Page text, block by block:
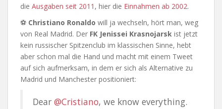
die Ausgaben seit 2011 , hier die Einnahmen ab 2002.
⚽ Christiano Ronaldo will ja wechseln, hört man, weg
von Real Madrid. Der FK Jenissei Krasnojarsk ist jetzt
kein russischer Spitzenclub im klassischen Sinne, hebt
aber schon mal die Hand und macht mit einem Tweet
auf sich aufmerksam, in dem er sich als Alternative zu
Madrid und Manchester positioniert:
Dear @Cristiano, we know everything.